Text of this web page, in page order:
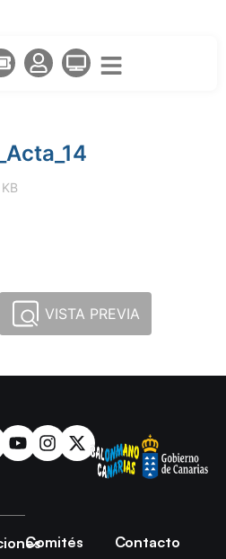
VISTA PREVIA
Comités
Contacto